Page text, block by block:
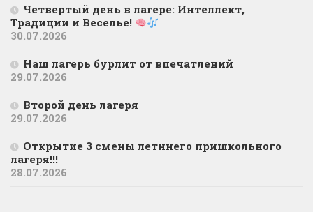
Четвертый день в лагере: Интеллект,
Традиции и Веселье!
30.07.2026
Наш лагерь бурлит от впечатлений
29.07.2026
Второй день лагеря
29.07.2026
Открытие 3 смены летннего пришкольного
лагеря!!!
28.07.2026